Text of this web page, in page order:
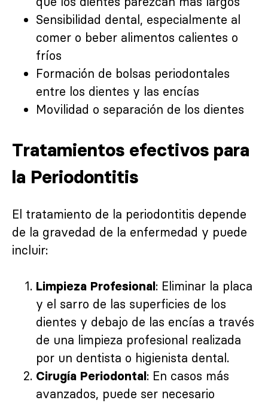
Sensibilidad dental, especialmente al
comer o beber alimentos calientes o
fríos
Formación de bolsas periodontales
entre los dientes y las encías
Movilidad o separación de los dientes
Tratamientos efectivos para
la Periodontitis
El tratamiento de la periodontitis depende
de la gravedad de la enfermedad y puede
incluir:
Limpieza Profesional: Eliminar la placa
y el sarro de las superficies de los
dientes y debajo de las encías a través
de una limpieza profesional realizada
por un dentista o higienista dental.
Cirugía Periodontal: En casos más
avanzados, puede ser necesario